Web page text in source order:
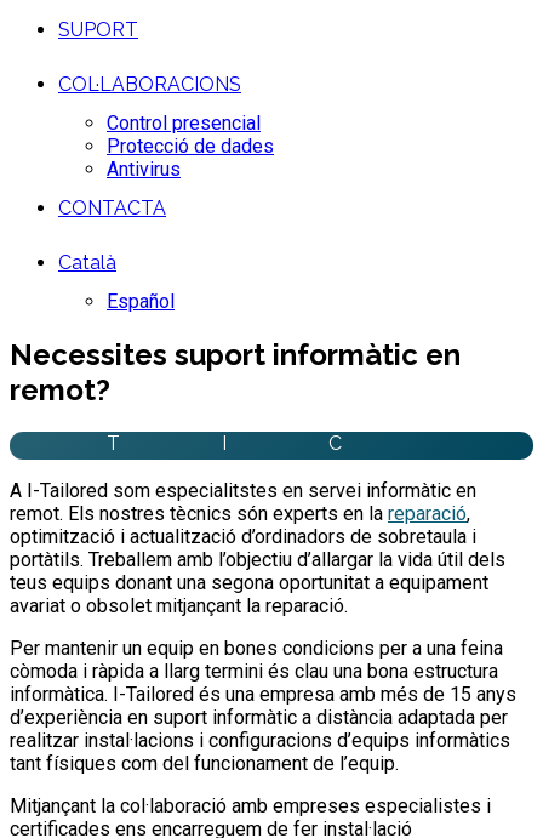
SUPORT
COL·LABORACIONS
Control presencial
Protecció de dades
Antivirus
CONTACTA
Català
Español
Necessites suport informàtic en
remot?
T I C
A I-Tailored som especialitstes en servei informàtic en
remot. Els nostres tècnics són experts en la reparació,
optimització i actualització d’ordinadors de sobretaula i
portàtils. Treballem amb l’objectiu d’allargar la vida útil dels
teus equips donant una segona oportunitat a equipament
avariat o obsolet mitjançant la reparació.
Per mantenir un equip en bones condicions per a una feina
còmoda i ràpida a llarg termini és clau una bona estructura
informàtica. I-Tailored és una empresa amb més de 15 anys
d’experiència en suport informàtic a distància adaptada per
realitzar instal·lacions i configuracions d’equips informàtics
tant físiques com del funcionament de l’equip.
Mitjançant la col·laboració amb empreses especialistes i
certificades ens encarreguem de fer instal·lació